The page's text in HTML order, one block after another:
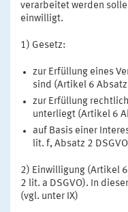
verarbeitet werden
einwilligt.
1) Gesetz:
zur Erfüllung eines
sind (Artikel 6
zur Erfüllung
unterliegt (Artikel 6
auf Basis einer
lit. f, Absatz 2
2) Einwilligung (Artikel
2 lit. a DSGVO). In
(vgl. unter IX)